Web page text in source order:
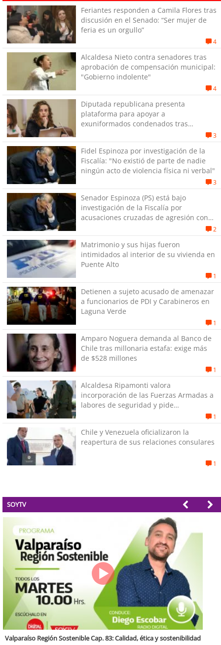
Feriantes responden a Camila Flores tras
discusión en el Senado: “Ser mujer de
feria es un orgullo”
4
Alcaldesa Nieto contra senadores tras
aprobación de compensación municipal:
"Gobierno indolente"
4
Diputada republicana presenta
plataforma para apoyar a
exuniformados condenados tras
3
Fidel Espinoza por investigación de la
Fiscalía: "No existió de parte de nadie
ningún acto de violencia física ni verbal"
3
Senador Espinoza (PS) está bajo
investigación de la Fiscalía por
acusaciones cruzadas de agresión con
2
Matrimonio y sus hijas fueron
intimidados al interior de su vivienda en
Puente Alto
1
Detienen a sujeto acusado de amenazar
a funcionarios de PDI y Carabineros en
Laguna Verde
1
Amparo Noguera demanda al Banco de
Chile tras millonaria estafa: exige más
de $528 millones
1
Alcaldesa Ripamonti valora
incorporación de las Fuerzas Armadas a
labores de seguridad y pide
1
Chile y Venezuela oficializaron la
reapertura de sus relaciones consulares
1
SOYTV